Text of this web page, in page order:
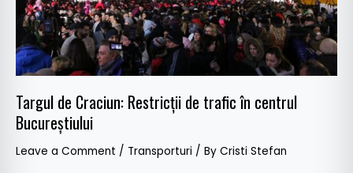
Targul de Craciun: Restricții de trafic în centrul
Bucureștiului
Leave a Comment / Transporturi / By Cristi Stefan
centrul
Bucureștiului